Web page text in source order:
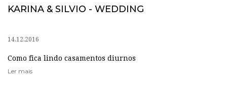
KARINA & SILVIO - WEDDING
14.12.2016
Como fica lindo casamentos diurnos
Ler mais